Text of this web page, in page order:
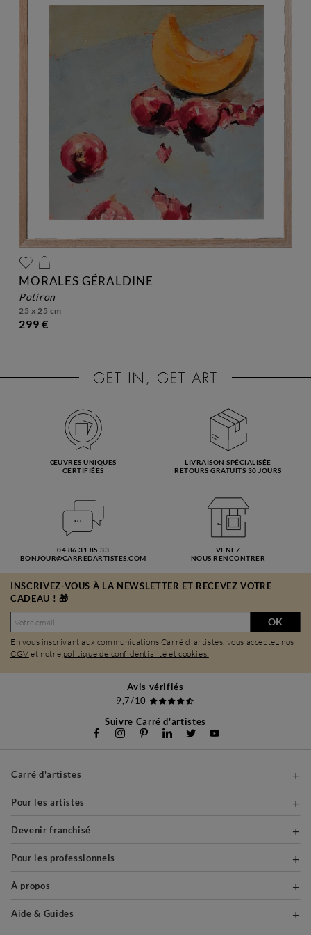
MORALES GÉRALDINE
potiron
25 x 25 cm
299 €
ŒUVRES UNIQUES
CERTIFIÉES
LIVRAISON SPÉCIALISÉE
RETOURS GRATUITS 30 JOURS
04 86 31 85 33
BONJOUR@CARREDARTISTES.COM
VENEZ
NOUS RENCONTRER
INSCRIVEZ-VOUS À LA NEWSLETTER ET RECEVEZ VOTRE
CADEAU ! 🎁
OK
En vous inscrivant aux communications Carré d'artistes, vous acceptez nos
CGV et notre politique de confidentialité et cookies.
Avis vérifiés
9,7/10
Suivre Carré d'artistes
Carré d'artistes
Pour les artistes
Devenir franchisé
Pour les professionnels
À propos
Aide & Guides